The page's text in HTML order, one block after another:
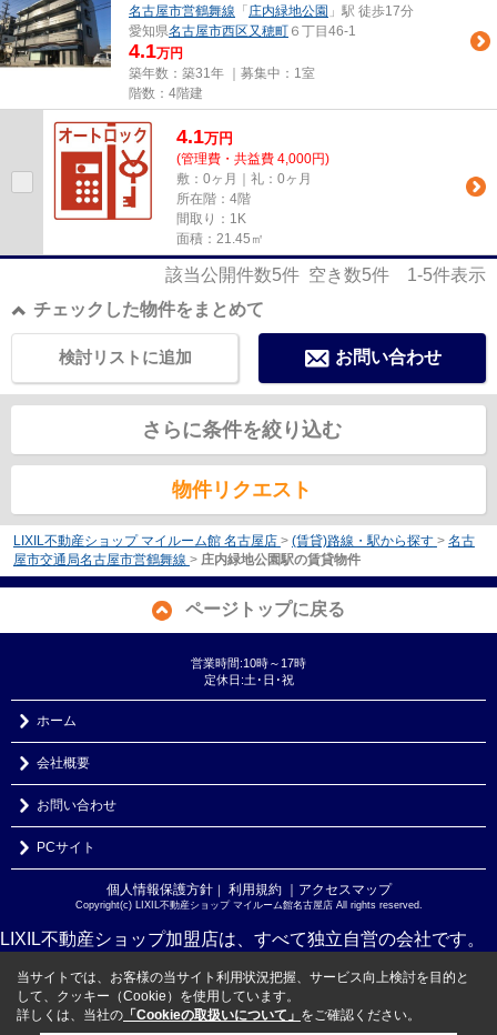
名古屋市営鶴舞線 「 庄内緑地公園 」駅 徒歩17分
愛知県名古屋市西区又穂町 ６丁目46-1
4.1万円
築年数：築31年 ｜募集中： 1室
階数：4階建
4.1万円
(管理費・共益費 4,000円)
敷：0ヶ月｜礼：0ヶ月
所在階：4階
間取り：1K
面積：21.45㎡
該当公開件数5件 空き数5件 1-5件表示
チェックした物件をまとめて
お問い合わせ
検討リストに追加
さらに条件を絞り込む
物件リクエスト
LIXIL不動産ショップ マイルーム館 名古屋店 > (賃貸)路線・駅から探す > 名古
屋市交通局名古屋市営鶴舞線 > 庄内緑地公園駅の賃貸物件
ページトップに戻る
営業時間:10時～17時
定休日:土･日･祝
ホーム
会社概要
お問い合わせ
PCサイト
個人情報保護方針｜ 利用規約 ｜アクセスマップ
Copyright(c) LIXIL不動産ショップ マイルーム館名古屋店 All rights reserved.
LIXIL不動産ショップ加盟店は、すべて独立自営の会社です。
当サイトでは、お客様の当サイト利用状況把握、サービス向上検討を目的と
して、クッキー（Cookie）を使用しています。
詳しくは、当社の 「Cookieの取扱いについて」 をご確認ください。